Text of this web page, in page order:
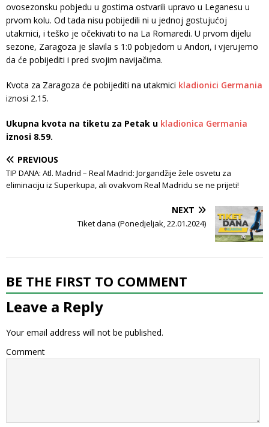
ovosezonsku pobjedu u gostima ostvarili upravo u Leganesu u
prvom kolu. Od tada nisu pobijedili ni u jednoj gostujućoj
utakmici, i teško je očekivati to na La Romaredi. U prvom dijelu
sezone, Zaragoza je slavila s 1:0 pobjedom u Andori, i vjerujemo
da će pobijediti i pred svojim navijačima.
Kvota za Zaragoza će pobijediti na utakmici kladionici Germania
iznosi 2.15.
Ukupna kvota na tiketu za Petak u kladionica Germania
iznosi 8.59.
PREVIOUS
TIP DANA: Atl. Madrid – Real Madrid: Jorgandžije žele osvetu za
eliminaciju iz Superkupa, ali ovakvom Real Madridu se ne prijeti!
NEXT
Tiket dana (Ponedjeljak, 22.01.2024)
BE THE FIRST TO COMMENT
Leave a Reply
Your email address will not be published.
Comment